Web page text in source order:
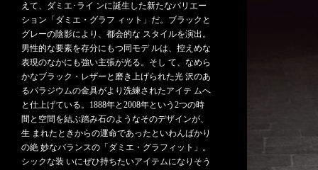
えて、ダミエ･ライ ンに誕生した新たなバリエー
ション「ダミエ・グラフ ィット」だ。ブラックと
グレーの陰影により、都会的な スタイルを演出。
男性的な要素を存分にもつ同モデ ルは、控えめな
表現のなかにも強い主張が光る。そし て、なめら
かなブラック・レザーと磨き上げられた光 沢のあ
るパラジウムの金具がより洗練されたアイテ ムへ
と仕上げている。1888年と2008年という2つの時
間と空間を結ぶ踏み石のようなそのデザインが、
生 まれたときからの運命であったといわんばかり
の絶 妙なバランスの「ダミエ・グラフィット」。
シックな装 いにぜひ持ちたいアイテムになりそう